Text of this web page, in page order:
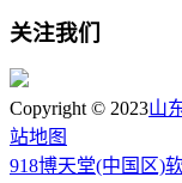
关注我们
Copyright © 2023山
站地图
918博天堂(中国区)